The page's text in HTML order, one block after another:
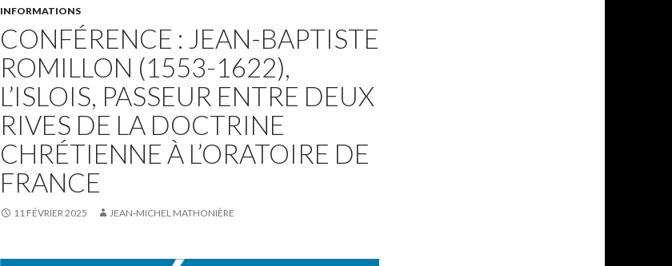
INFORMATIONS
CONFÉRENCE : JEAN-BAPTISTE
ROMILLON (1553-1622),
L’ISLOIS, PASSEUR ENTRE DEUX
RIVES DE LA DOCTRINE
CHRÉTIENNE À L’ORATOIRE DE
FRANCE
11 FÉVRIER 2025 JEAN-MICHEL MATHONIÈRE